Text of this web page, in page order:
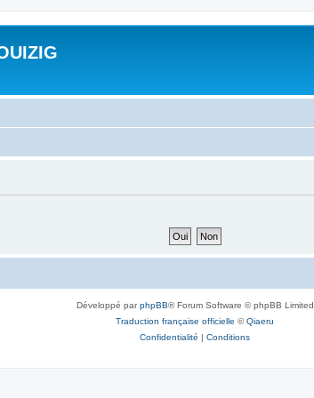
Développé parphpBB® Forum Software © phpBB Limited
Traduction française officielle ©Qiaeru
Confidentialité | Conditions